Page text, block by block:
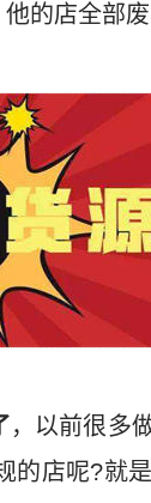
的店全部
，以前很多
的店呢?就